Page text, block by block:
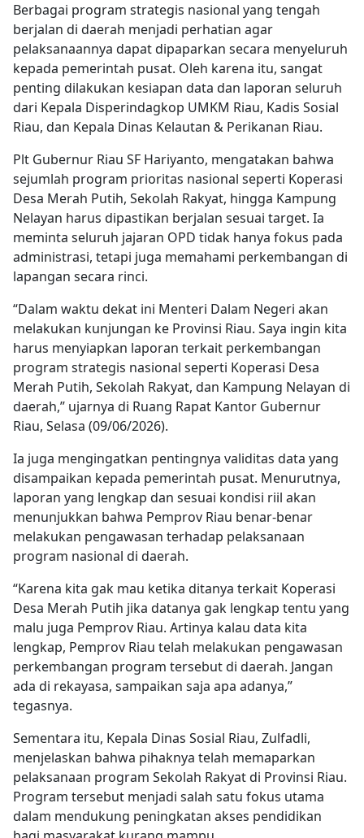
Berbagai program strategis nasional yang tengah
berjalan di daerah menjadi perhatian agar
pelaksanaannya dapat dipaparkan secara menyeluruh
kepada pemerintah pusat. Oleh karena itu, sangat
penting dilakukan kesiapan data dan laporan seluruh
dari Kepala Disperindagkop UMKM Riau, Kadis Sosial
Riau, dan Kepala Dinas Kelautan & Perikanan Riau.
Plt Gubernur Riau SF Hariyanto, mengatakan bahwa
sejumlah program prioritas nasional seperti Koperasi
Desa Merah Putih, Sekolah Rakyat, hingga Kampung
Nelayan harus dipastikan berjalan sesuai target. Ia
meminta seluruh jajaran OPD tidak hanya fokus pada
administrasi, tetapi juga memahami perkembangan di
lapangan secara rinci.
“Dalam waktu dekat ini Menteri Dalam Negeri akan
melakukan kunjungan ke Provinsi Riau. Saya ingin kita
harus menyiapkan laporan terkait perkembangan
program strategis nasional seperti Koperasi Desa
Merah Putih, Sekolah Rakyat, dan Kampung Nelayan di
daerah,” ujarnya di Ruang Rapat Kantor Gubernur
Riau, Selasa (09/06/2026).
Ia juga mengingatkan pentingnya validitas data yang
disampaikan kepada pemerintah pusat. Menurutnya,
laporan yang lengkap dan sesuai kondisi riil akan
menunjukkan bahwa Pemprov Riau benar-benar
melakukan pengawasan terhadap pelaksanaan
program nasional di daerah.
“Karena kita gak mau ketika ditanya terkait Koperasi
Desa Merah Putih jika datanya gak lengkap tentu yang
malu juga Pemprov Riau. Artinya kalau data kita
lengkap, Pemprov Riau telah melakukan pengawasan
perkembangan program tersebut di daerah. Jangan
ada di rekayasa, sampaikan saja apa adanya,”
tegasnya.
Sementara itu, Kepala Dinas Sosial Riau, Zulfadli,
menjelaskan bahwa pihaknya telah memaparkan
pelaksanaan program Sekolah Rakyat di Provinsi Riau.
Program tersebut menjadi salah satu fokus utama
dalam mendukung peningkatan akses pendidikan